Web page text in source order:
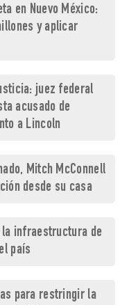
en Nuevo México:
y aplicar
juez federal
acusado de
a Lincoln
Mitch McConnell
desde su casa
infraestructura de
país
para restringir la